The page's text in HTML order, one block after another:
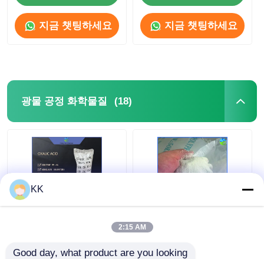
지금 챗팅하세요 지금 챗팅하세요
광물 공정 화학물질 (18)
H2c2o4 고순도 옥살산
이수화물 (목재 표백 및
KK
2:15 AM
Good day, what product are you looking